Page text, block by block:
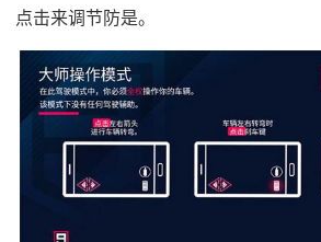
点击来调节防是。